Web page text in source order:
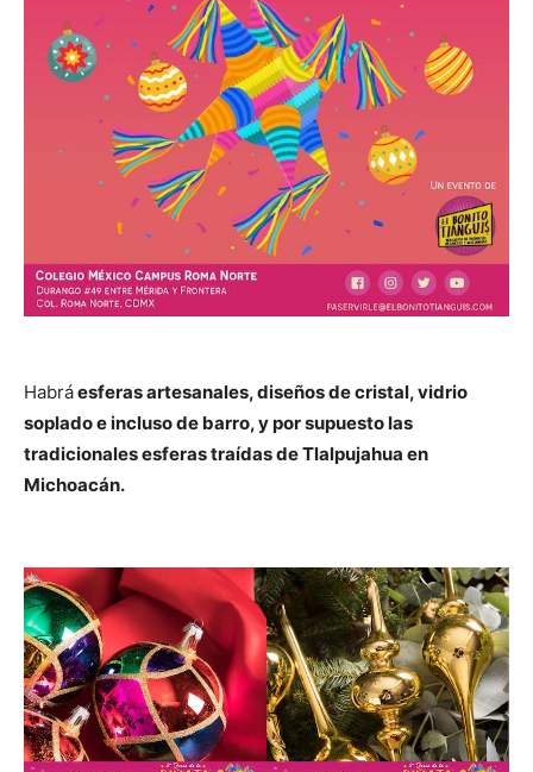
Habráesferas artesanales, diseños de cristal, vidrio
soplado e incluso de barro, y por supuesto las
tradicionales esferas traídas de Tlalpujahua en
Michoacán.